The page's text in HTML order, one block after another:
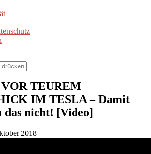
TEUREM
IM TESLA – Damit
das nicht! [Video]
2018